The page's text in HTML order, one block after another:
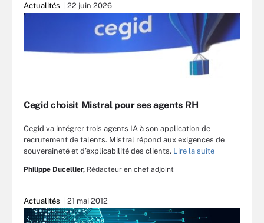
Actualités 22 juin 2026
Cegid choisit Mistral pour ses agents RH
Cegid va intégrer trois agents IA à son application de
recrutement de talents. Mistral répond aux exigences de
souveraineté et d’explicabilité des clients. Lire la suite
Philippe Ducellier, Rédacteur en chef adjoint
Actualités 21 mai 2012